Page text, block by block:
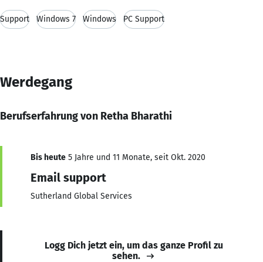
Support Windows 7 Windows PC Support
Werdegang
Berufserfahrung von Retha Bharathi
Bis heute 5 Jahre und 11 Monate, seit Okt. 2020
Email support
Sutherland Global Services
Logg Dich jetzt ein, um das ganze Profil zu
sehen.